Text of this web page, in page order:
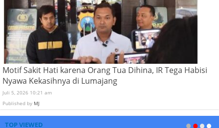
Motif Sakit Hati karena Orang Tua Dihina, IR Tega Habisi
Nyawa Kekasihnya di Lumajang
Juli 5, 2026 10:21 am
Published by MJ
TOP VIEWED